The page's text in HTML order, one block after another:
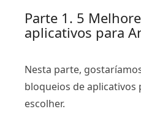
Parte 1. 5
aplicativos para
Nesta parte,
bloqueios de aplicativos
escolher.